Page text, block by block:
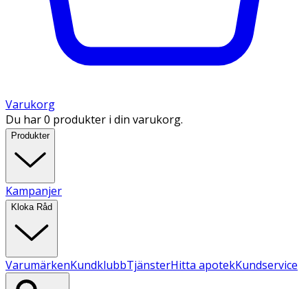
Varukorg
Du har 0 produkter i din varukorg.
Produkter
Kampanjer
Kloka Råd
VarumärkenKundklubbTjänsterHitta apotekKundservice